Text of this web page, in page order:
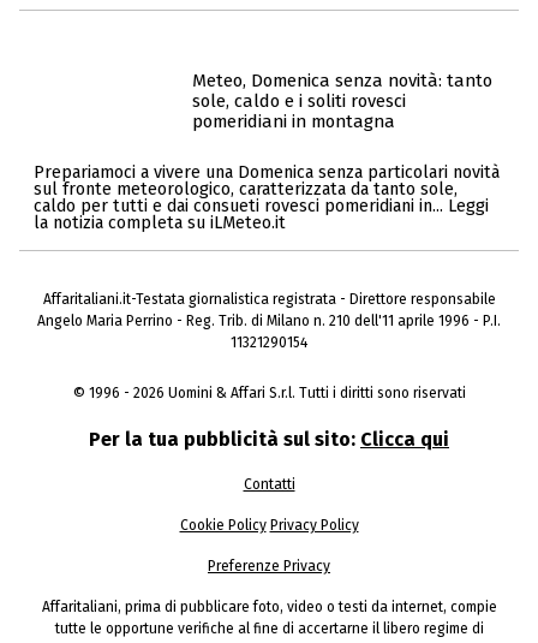
Meteo, Domenica senza novità: tanto
sole, caldo e i soliti rovesci
pomeridiani in montagna
Prepariamoci a vivere una Domenica senza particolari novità
sul fronte meteorologico, caratterizzata da tanto sole,
caldo per tutti e dai consueti rovesci pomeridiani in... Leggi
la notizia completa su iLMeteo.it
Affaritaliani.it-Testata giornalistica registrata - Direttore responsabile
Angelo Maria Perrino - Reg. Trib. di Milano n. 210 dell'11 aprile 1996 - P.I.
11321290154
© 1996 - 2026 Uomini & Affari S.r.l. Tutti i diritti sono riservati
Per la tua pubblicità sul sito: Clicca qui
Contatti
Cookie Policy Privacy Policy
Preferenze Privacy
Affaritaliani, prima di pubblicare foto, video o testi da internet, compie
tutte le opportune verifiche al fine di accertarne il libero regime di